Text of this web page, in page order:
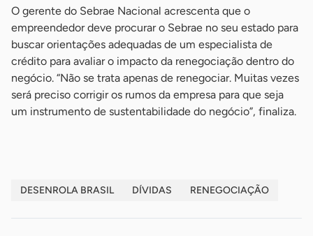
O gerente do Sebrae Nacional acrescenta que o
empreendedor deve procurar o Sebrae no seu estado para
buscar orientações adequadas de um especialista de
crédito para avaliar o impacto da renegociação dentro do
negócio. “Não se trata apenas de renegociar. Muitas vezes
será preciso corrigir os rumos da empresa para que seja
um instrumento de sustentabilidade do negócio”, finaliza.
DESENROLA BRASIL DÍVIDAS RENEGOCIAÇÃO